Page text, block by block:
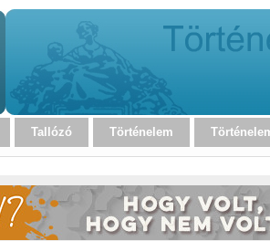
Tallózó Történelem